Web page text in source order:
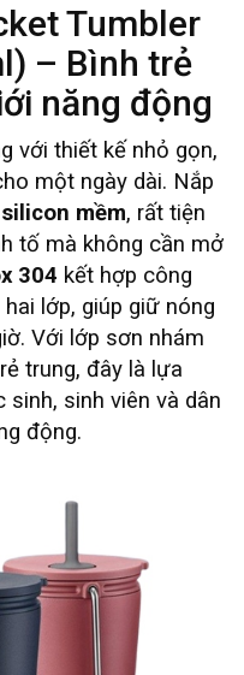
Tumbler
– Bình trẻ
năng động
với thiết kế nhỏ gọn,
một ngày dài. Nắp
mềm, rất tiện
tố mà không cần mở
304 kết hợp công
lớp, giúp giữ nóng
Với lớp sơn nhám
trung, đây là lựa
sinh viên và dân
động.